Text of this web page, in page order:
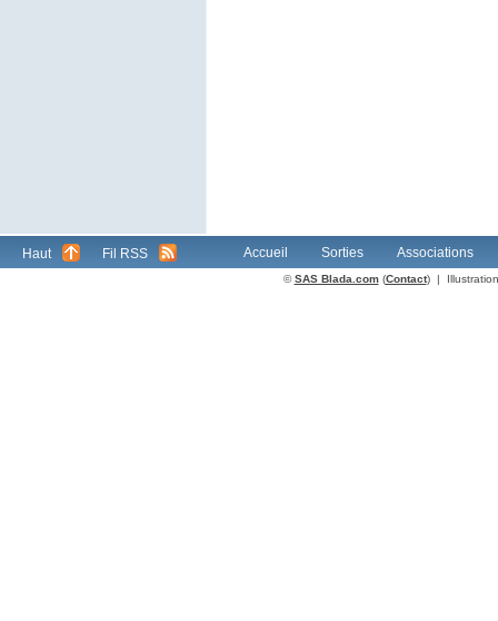
Haut Fil RSS Accueil Sorties Associations
©SAS Blada.com(Contact) |